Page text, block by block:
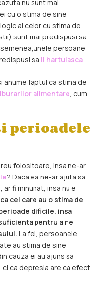
nu sunt mai
cu o stima de sine
al celor cu stima de
sunt mai predispusi sa
persoane
sa ii hartuiasca
anume faptul ca stima de
alimentare, cum
perioadele
folositoare, insa ne-ar
? Daca ea ne-ar ajuta sa
ar fi minunat, insa nu e
cei care au o stima de
dificile, insa
pentru a ne
La fel, persoanele
au stima de sine
cauza ei au ajuns sa
ca depresia are ca efect